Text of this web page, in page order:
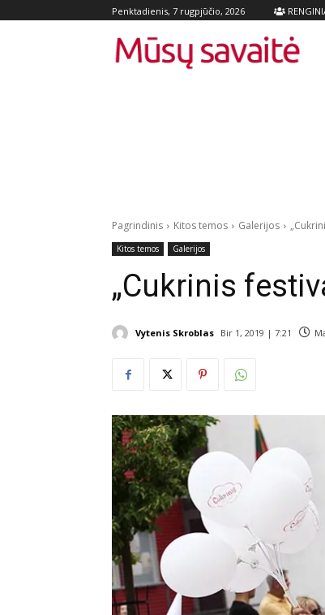
Penktadienis, 7 rugpjūčio, 2026
Pagrindinis Kitos temos Galerijos
Kitos temos Galerijos
„Cukrinis
Vytenis Skroblas Bir 1, 2019 | 7:21